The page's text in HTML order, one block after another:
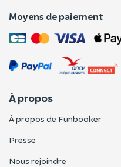
Moyens de paiement
À propos
À propos de Funbooker
Presse
Nous rejoindre